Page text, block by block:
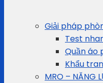
Giải pháp
Test
Quần áo
Khẩu
MRO – NĂNG